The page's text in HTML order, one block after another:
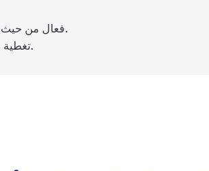
فعال من حيث التكلفة وخفيف الوزن.
تغطية خطية لرفع خط الإنتاج.